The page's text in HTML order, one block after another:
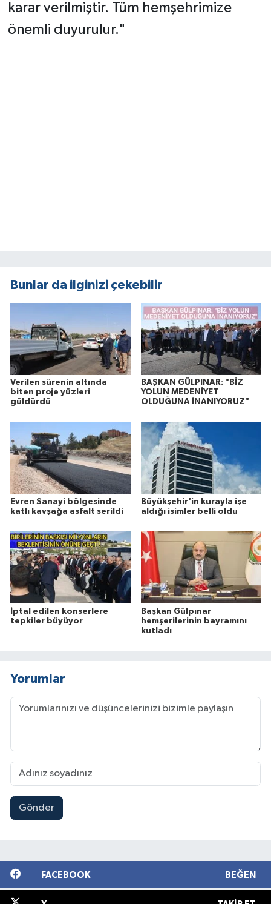
karar verilmiştir. Tüm hemşehrimize
önemli duyurulur."
Bunlar da ilginizi çekebilir
Verilen sürenin altında
biten proje yüzleri
güldürdü
BAŞKAN GÜLPINAR: "BİZ
YOLUN MEDENİYET
OLDUĞUNA İNANIYORUZ"
Evren Sanayi bölgesinde
katlı kavşağa asfalt serildi
Büyükşehir'in kurayla işe
aldığı isimler belli oldu
İptal edilen konserlere
tepkiler büyüyor
Başkan Gülpınar
hemşerilerinin bayramını
kutladı
Yorumlar
Gönder
FACEBOOK BEĞEN